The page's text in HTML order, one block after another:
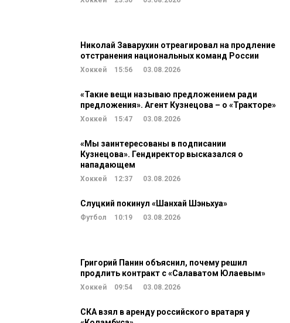
Николай Заварухин отреагировал на продление
отстранения национальных команд России
Хоккей 15:56 03.08.2026
«Такие вещи называю предложением ради
предложения». Агент Кузнецова – о «Тракторе»
Хоккей 15:47 03.08.2026
«Мы заинтересованы в подписании
Кузнецова». Гендиректор высказался о
нападающем
Хоккей 12:37 03.08.2026
Слуцкий покинул «Шанхай Шэньхуа»
Футбол 10:19 03.08.2026
Григорий Панин объяснил, почему решил
продлить контракт с «Салаватом Юлаевым»
Хоккей 09:54 03.08.2026
СКА взял в аренду российского вратаря у